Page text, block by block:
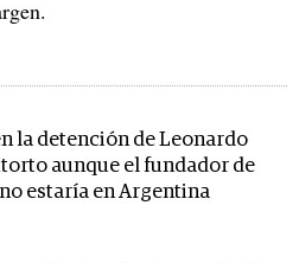
la detención de Leonardo
aunque el fundador de
estaría en Argentina